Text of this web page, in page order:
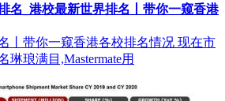
名_港校最新世界排名丨带你一窥香港
丨带你一窥香港各校排名情况 现在市
琳琅满目,Mastermate用